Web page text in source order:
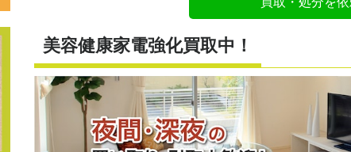
美容健康家電強化買取中！